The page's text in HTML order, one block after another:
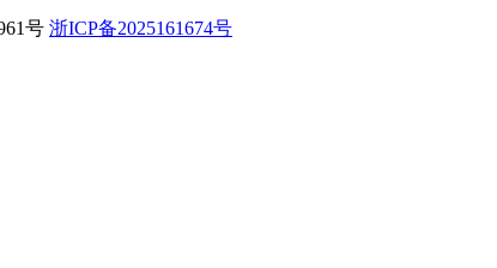
号 浙ICP备2025161674号